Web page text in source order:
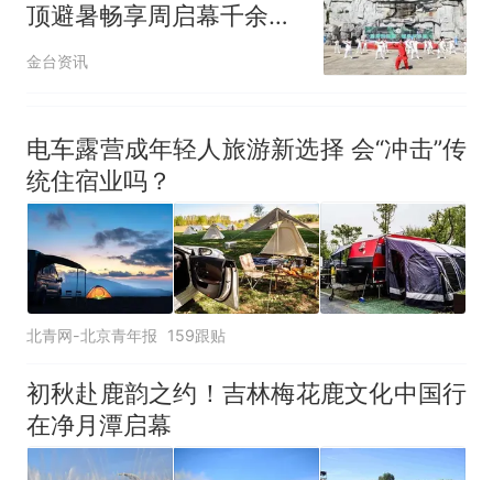
顶避暑畅享周启幕千余人
共赴森林清凉之约
金台资讯
电车露营成年轻人旅游新选择 会“冲击”传
统住宿业吗？
北青网-北京青年报 159跟贴
初秋赴鹿韵之约！吉林梅花鹿文化中国行
在净月潭启幕